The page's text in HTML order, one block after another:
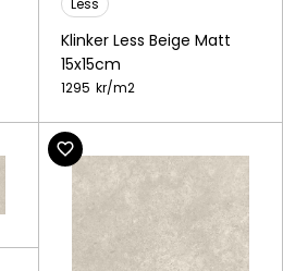
Less
Klinker Less Beige Matt
15x15cm
1295 kr/m2